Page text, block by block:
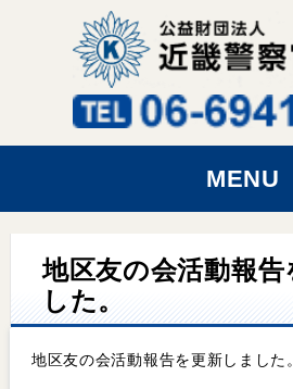
MENU
地区友の会活動報告
した。
地区友の会活動報告を更新しました。